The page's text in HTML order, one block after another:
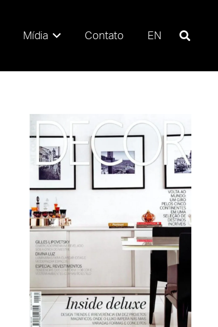
Mídia Contato EN